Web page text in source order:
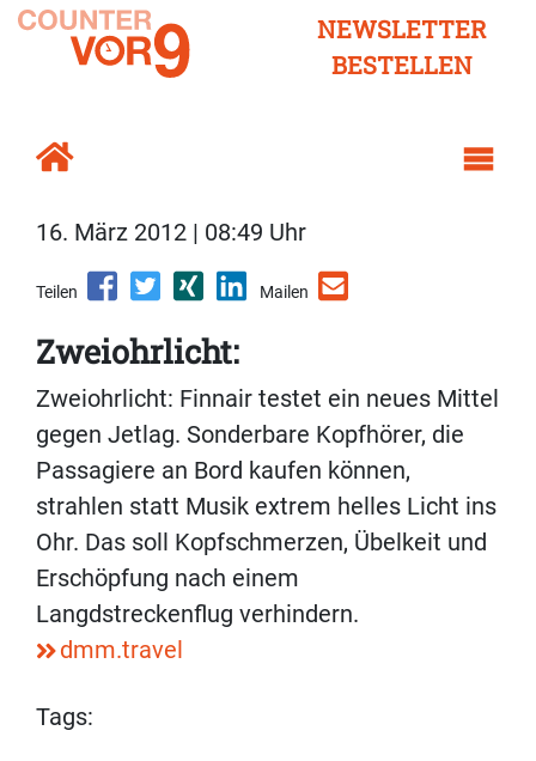
NEWSLETTER
BESTELLEN
16. März 2012 | 08:49 Uhr
Teilen Mailen
Zweiohrlicht:
Zweiohrlicht: Finnair testet ein neues Mittel
gegen Jetlag. Sonderbare Kopfhörer, die
Passagiere an Bord kaufen können,
strahlen statt Musik extrem helles Licht ins
Ohr. Das soll Kopfschmerzen, Übelkeit und
Erschöpfung nach einem
Langdstreckenflug verhindern.
dmm.travel
Tags: